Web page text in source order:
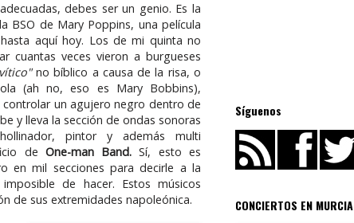
debes ser un genio. Es la
BSO de Mary Poppins, una película
aquí hoy. Los de mi quinta no
cuantas veces vieron a burgueses
no bíblico a causa de la risa, o
(ah no, eso es Mary Bobbins),
un agujero negro dentro de
y lleva la sección de ondas sonoras
pintor y además multi
de One-man Band. Sí, esto es
en mil secciones para decirle a la
de hacer. Estos músicos
de sus extremidades napoleónica.
Síguenos
CONCIERTOS EN MURCIA